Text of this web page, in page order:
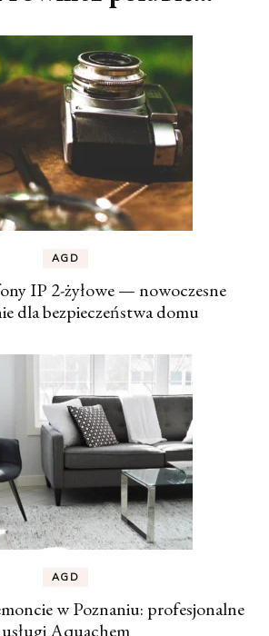
AGD
IP 2-żyłowe — nowoczesne
dla bezpieczeństwa domu
AGD
w Poznaniu: profesjonalne
usługi Aquachem